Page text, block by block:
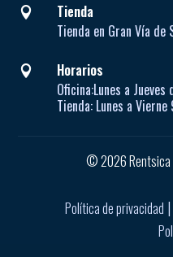

Tienda
Tienda en Gran Vía

Horarios
Oficina:Lunes a Jueves
Tienda: Lunes a Vierne
© 2026 Rentsica
Política de privacidad